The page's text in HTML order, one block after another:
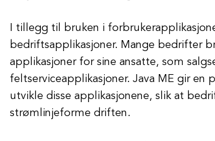
I tillegg til bruken i
bedriftsapplikasjoner. Mange bedrifter
applikasjoner for sine ansatte, som
feltserviceapplikasjoner. Java ME gir
utvikle disse applikasjonene, slik at
strømlinjeforme driften.